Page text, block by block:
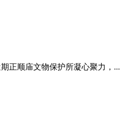
正顺庙文物保护所凝心聚力，...